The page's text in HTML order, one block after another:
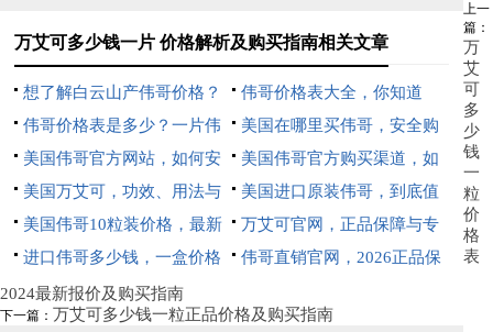
万艾可多少钱一片 价格解析及购买指南相关文章
想了解白云山产伟哥价格？
伟哥价格表大全，你知道
吗？
伟哥价格表是多少？一片伟
哥多少钱？
美国在哪里买伟哥，安全购
买渠道与注意事项全解析
美国伟哥官方网站，如何安
全购买正品万艾可
美国伟哥官方购买渠道，如
何辨别正品与仿冒药品
美国万艾可，功效、用法与
真伪辨别全攻略
美国进口原装伟哥，到底值
不值得买
美国伟哥10粒装价格，最新
市场行情与购买指南
万艾可官网，正品保障与专
业用药指南一站式平台
进口伟哥多少钱，一盒价格
及注意事项说明
伟哥直销官网，2026正品保
上一
篇：
万
艾
可
多
少
钱
一
粒
价
格
表
2024最新报价及购买指南
下一篇： 万艾可多少钱一粒正品价格及购买指南